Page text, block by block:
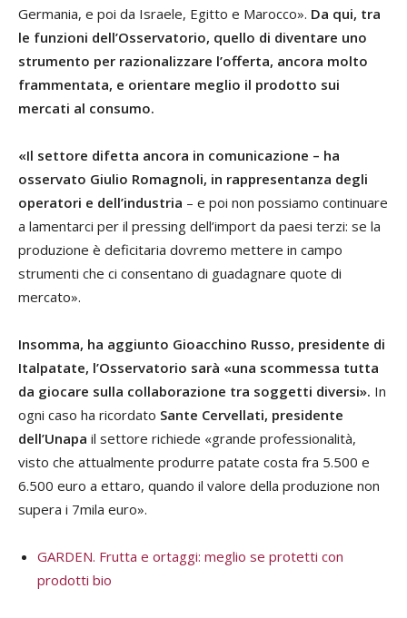
Germania, e poi da Israele, Egitto e Marocco». Da qui, tra
le funzioni dell’Osservatorio, quello di diventare uno
strumento per razionalizzare l’offerta, ancora molto
frammentata, e orientare meglio il prodotto sui
mercati al consumo.
«Il settore difetta ancora in comunicazione – ha
osservato Giulio Romagnoli, in rappresentanza degli
operatori e dell’industria – e poi non possiamo continuare
a lamentarci per il pressing dell’import da paesi terzi: se la
produzione è deficitaria dovremo mettere in campo
strumenti che ci consentano di guadagnare quote di
mercato».
Insomma, ha aggiunto Gioacchino Russo, presidente di
Italpatate, l’Osservatorio sarà «una scommessa tutta
da giocare sulla collaborazione tra soggetti diversi». In
ogni caso ha ricordato Sante Cervellati, presidente
dell’Unapa il settore richiede «grande professionalità,
visto che attualmente produrre patate costa fra 5.500 e
6.500 euro a ettaro, quando il valore della produzione non
supera i 7mila euro».
GARDEN. Frutta e ortaggi: meglio se protetti con
prodotti bio